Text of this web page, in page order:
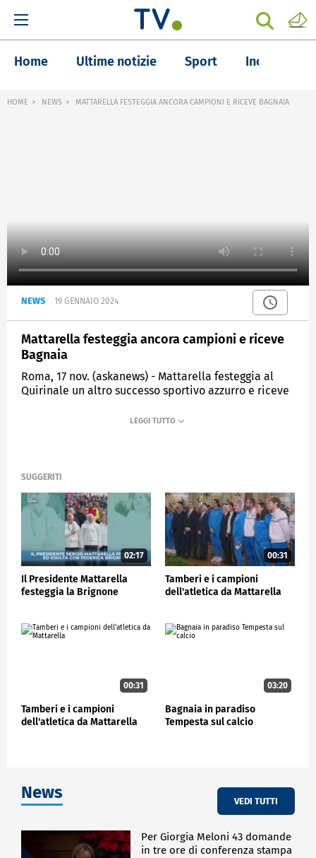
Home Ultime notizie Sport Inchieste
HOME NEWS MATTARELLA FESTEGGIA ANCORA CAMPIONI E RICEVE BAGNAIA
NEWS 19 GENNAIO 2024
Mattarella festeggia ancora campioni e riceve
Bagnaia
Roma, 17 nov. (askanews) - Mattarella festeggia al
Quirinale un altro successo sportivo azzurro e riceve
SUGGERITI
02:17
Il Presidente Mattarella
festeggia la Brignone
00:31
Tamberi e i campioni
dell'atletica da Mattarella
00:31
Tamberi e i campioni
dell'atletica da Mattarella
03:20
Bagnaia in paradiso
Tempesta sul calcio
News VEDI TUTTI
Per Giorgia Meloni 43 domande
in tre ore di conferenza stampa